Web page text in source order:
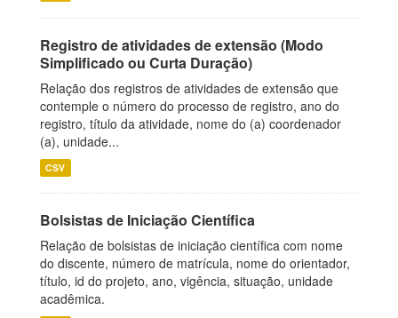
Registro de atividades de extensão (Modo
Simplificado ou Curta Duração)
Relação dos registros de atividades de extensão que
contemple o número do processo de registro, ano do
registro, título da atividade, nome do (a) coordenador
(a), unidade...
CSV
Bolsistas de Iniciação Científica
Relação de bolsistas de iniciação científica com nome
do discente, número de matrícula, nome do orientador,
título, id do projeto, ano, vigência, situação, unidade
acadêmica.